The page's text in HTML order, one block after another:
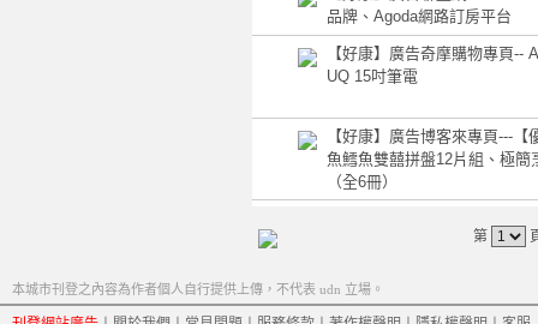
品牌、Agoda網路訂房平台
【好康】廣告奇摩購物專頁--
UQ 15吋筆電
【好康】廣告博客來專頁---【
魚鱈魚雙囍拼盤12片組、極簡
（全6冊）
第
本城市刊登之內容為作者個人自行提供上傳，不代表 udn 立場。